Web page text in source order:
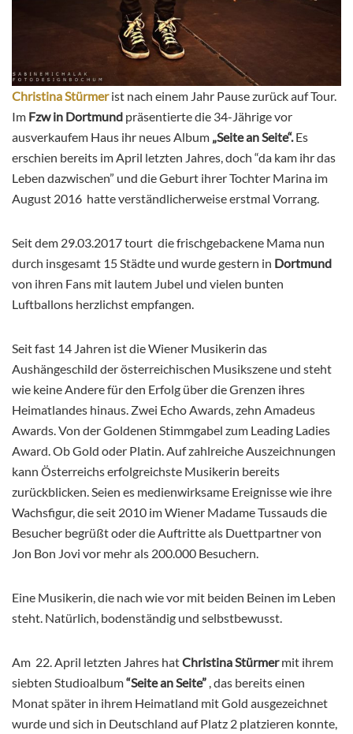
Christina Stürmerist nach einem Jahr Pause zurück auf Tour.
Im Fzw in Dortmund präsentierte die 34-Jährige vor
ausverkaufem Haus ihr neues Album „Seite an Seite“. Es
erschien bereits im April letzten Jahres, doch “da kam ihr das
Leben dazwischen” und die Geburt ihrer Tochter Marina im
August 2016 hatte verständlicherweise erstmal Vorrang.
Seit dem 29.03.2017 tourt die frischgebackene Mama nun
durch insgesamt 15 Städte und wurde gestern in Dortmund
von ihren Fans mit lautem Jubel und vielen bunten
Luftballons herzlichst empfangen.
Seit fast 14 Jahren ist die Wiener Musikerin das
Aushängeschild der österreichischen Musikszene und steht
wie keine Andere für den Erfolg über die Grenzen ihres
Heimatlandes hinaus. Zwei Echo Awards, zehn Amadeus
Awards. Von der Goldenen Stimmgabel zum Leading Ladies
Award. Ob Gold oder Platin. Auf zahlreiche Auszeichnungen
kann Österreichs erfolgreichste Musikerin bereits
zurückblicken. Seien es medienwirksame Ereignisse wie ihre
Wachsfigur, die seit 2010 im Wiener Madame Tussauds die
Besucher begrüßt oder die Auftritte als Duettpartner von
Jon Bon Jovi vor mehr als 200.000 Besuchern.
Eine Musikerin, die nach wie vor mit beiden Beinen im Leben
steht. Natürlich, bodenständig und selbstbewusst.
Am 22. April letzten Jahres hatChristina Stürmermit ihrem
siebten Studioalbum“Seite an Seite” , das bereits einen
Monat später in ihrem Heimatland mit Gold ausgezeichnet
wurde und sich in Deutschland auf Platz 2 platzieren konnte,